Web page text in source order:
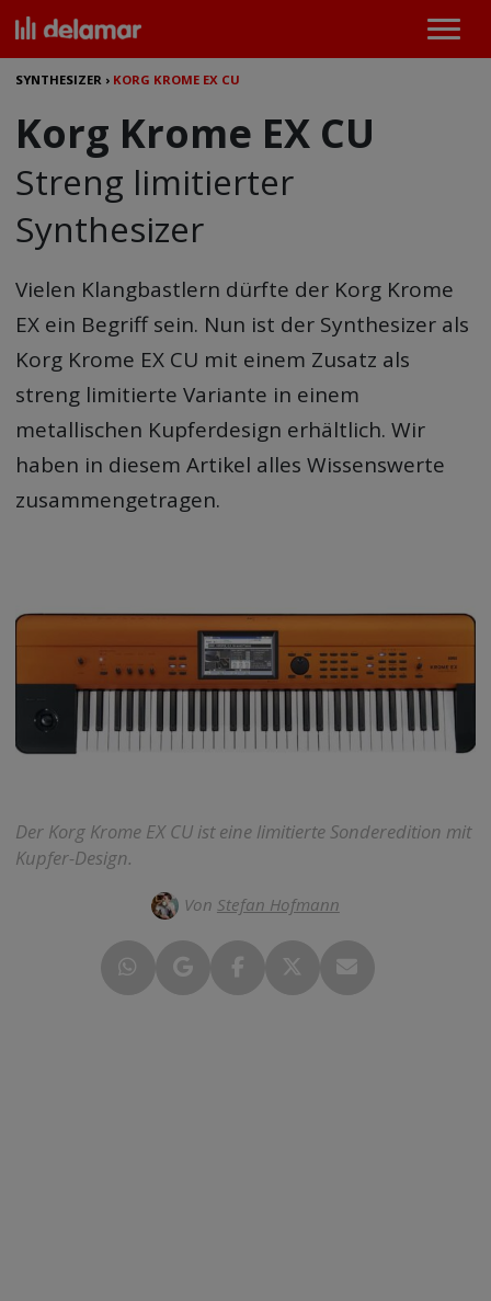
SYNTHESIZER › KORG KROME EX CU
Korg Krome EX CU
Streng limitierter
Synthesizer
Vielen Klangbastlern dürfte der Korg Krome
EX ein Begriff sein. Nun ist der Synthesizer als
Korg Krome EX CU mit einem Zusatz als
streng limitierte Variante in einem
metallischen Kupferdesign erhältlich. Wir
haben in diesem Artikel alles Wissenswerte
zusammengetragen.
Der Korg Krome EX CU ist eine limitierte Sonderedition mit
Kupfer-Design.
Von Stefan Hofmann